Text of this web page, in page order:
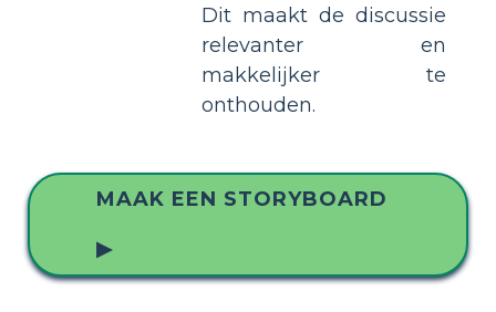
Dit maakt de discussie
relevanter en
makkelijker te
onthouden.
MAAK EEN STORYBOARD
▶